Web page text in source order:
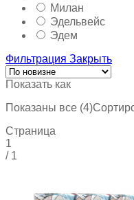
Милан
Эдельвейс
Эдем
Фильтрация Закрыть
Показать как
Показаны все (4)
Страница
1
/ 1